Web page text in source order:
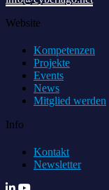
Website
Kompetenzen
Projekte
Events
News
Mitglied werden
Info
Kontakt
Newsletter